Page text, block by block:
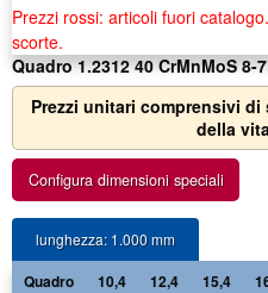
Prezzi rossi: articoli fuori
scorte.
Quadro 1.2312 40 CrMnMoS 8-7
Prezzi unitari comprensivi
della
Configura dimensioni speciali
lunghezza: 1.000 mm
Quadro 10,4 12,4 15,4